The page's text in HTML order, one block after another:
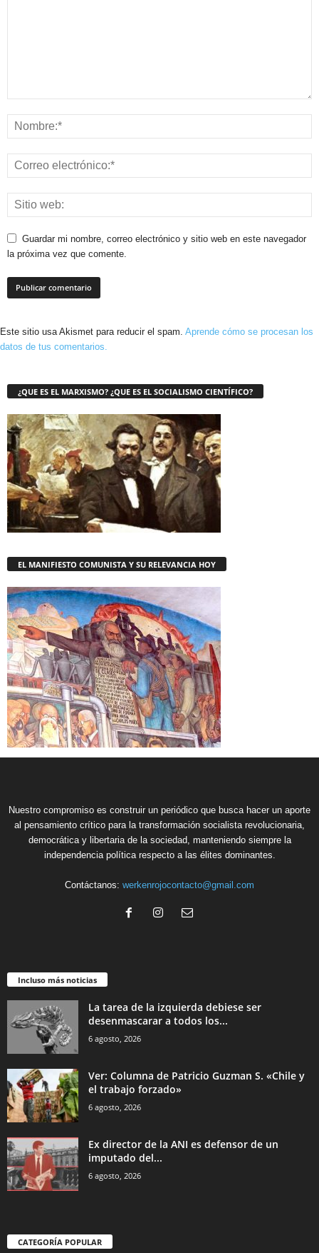
Guardar mi nombre, correo electrónico y sitio web en este navegador
la próxima vez que comente.
Este sitio usa Akismet para reducir el spam. Aprende cómo se procesan los
datos de tus comentarios.
¿QUE ES EL MARXISMO? ¿QUE ES EL SOCIALISMO CIENTÍFICO?
EL MANIFIESTO COMUNISTA Y SU RELEVANCIA HOY
Nuestro compromiso es construir un periódico que busca hacer un aporte
al pensamiento crítico para la transformación socialista revolucionaria,
democrática y libertaria de la sociedad, manteniendo siempre la
independencia política respecto a las élites dominantes.
Contáctanos: werkenrojocontacto@gmail.com
Incluso más noticias
La tarea de la izquierda debiese ser
desenmascarar a todos los...
6 agosto, 2026
Ver: Columna de Patricio Guzman S. «Chile y
el trabajo forzado»
6 agosto, 2026
Ex director de la ANI es defensor de un
imputado del...
6 agosto, 2026
CATEGORÍA POPULAR